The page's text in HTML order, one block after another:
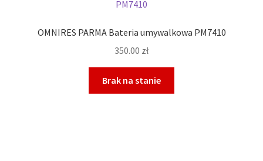
OMNIRES PARMA Bateria umywalkowa PM7410
350.00 zł
Brak na stanie